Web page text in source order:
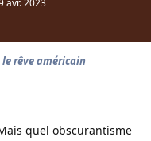
rêve américain
quel obscurantisme